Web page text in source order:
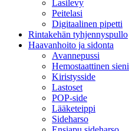
Lasilevy
Peitelasi
Digitaalinen pipetti
Rintakehän tyhjennyspullo
Haavanhoito ja sidonta
Avannepussi
Hemostaattinen sieni
Kiristysside
Lastoset
POP-side
Lääketeippi
Sideharso